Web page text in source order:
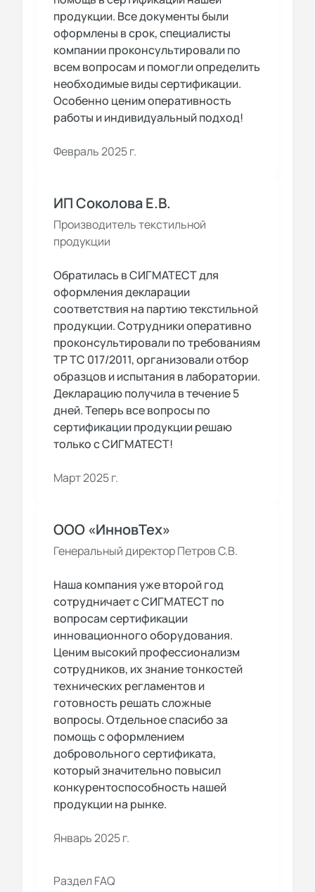
продукции. Все документы были
оформлены в срок, специалисты
компании проконсультировали по
всем вопросам и помогли определить
необходимые виды сертификации.
Особенно ценим оперативность
работы и индивидуальный подход!
Февраль 2025 г.
ИП Соколова Е.В.
Производитель текстильной
продукции
Обратилась в СИГМАТЕСТ для
оформления декларации
соответствия на партию текстильной
продукции. Сотрудники оперативно
проконсультировали по требованиям
ТР ТС 017/2011, организовали отбор
образцов и испытания в лаборатории.
Декларацию получила в течение 5
дней. Теперь все вопросы по
сертификации продукции решаю
только с СИГМАТЕСТ!
Март 2025 г.
ООО «ИнновТех»
Генеральный директор Петров С.В.
Наша компания уже второй год
сотрудничает с СИГМАТЕСТ по
вопросам сертификации
инновационного оборудования.
Ценим высокий профессионализм
сотрудников, их знание тонкостей
технических регламентов и
готовность решать сложные
вопросы. Отдельное спасибо за
помощь с оформлением
добровольного сертификата,
который значительно повысил
конкурентоспособность нашей
продукции на рынке.
Январь 2025 г.
Раздел FAQ